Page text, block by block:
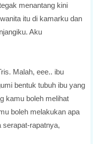
menantang kini
itu di kamarku dan
Aku
Malah, eee.. ibu
bentuk tubuh ibu yang
kamu boleh melihat
boleh melakukan apa
serapat-rapatnya,